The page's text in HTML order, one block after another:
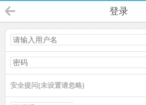
登录
安全提问(未设置请忽略)